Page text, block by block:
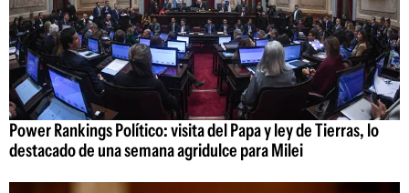
Power Rankings Político: visita del Papa y ley de Tierras, lo
destacado de una semana agridulce para Milei